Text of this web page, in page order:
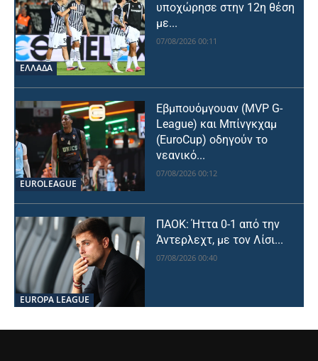
ΕΛΛΑΔΑ
υποχώρησε στην 12η θέση
με...
07/08/2026 00:11
EUROLEAGUE
Εβμπουόμγουαν (MVP G-
League) και Μπίνγκχαμ
(EuroCup) οδηγούν το
νεανικό...
07/08/2026 00:12
EUROPA LEAGUE
ΠΑΟΚ: Ήττα 0-1 από την
Άντερλεχτ, με τον Λίσι...
07/08/2026 00:40